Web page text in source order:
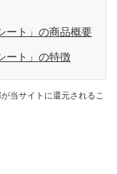
ート」の商品概要
ート」の特徴
当サイトに還元されるこ